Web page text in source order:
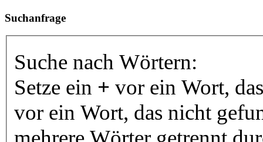
Suchanfrage
Suche nach Wörtern:
Setze ein + vor ein Wort,
vor ein Wort, das nicht